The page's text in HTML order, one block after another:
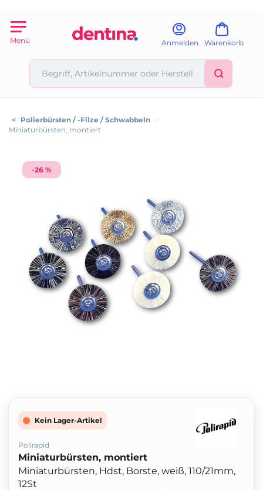
Menü Anmelden Warenkorb
< Polierbürsten / -Filze / Schwabbeln >
Miniaturbürsten, montiert
-26 %
Kein Lager-Artikel
Polirapid
Miniaturbürsten, montiert
Miniaturbürsten, Hdst, Borste, weiß, 110/21mm,
12St